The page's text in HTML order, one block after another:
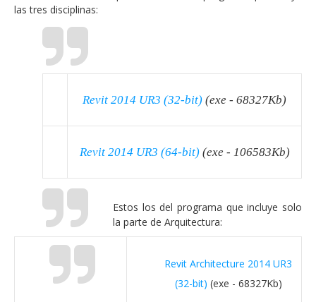
las tres disciplinas:
Revit 2014 UR3 (32-bit) (exe - 68327Kb)
Revit 2014 UR3 (64-bit)(exe - 106583Kb)
Estos los del programa que incluye solo
la parte de Arquitectura:
Revit Architecture 2014 UR3
(32-bit) (exe - 68327Kb)